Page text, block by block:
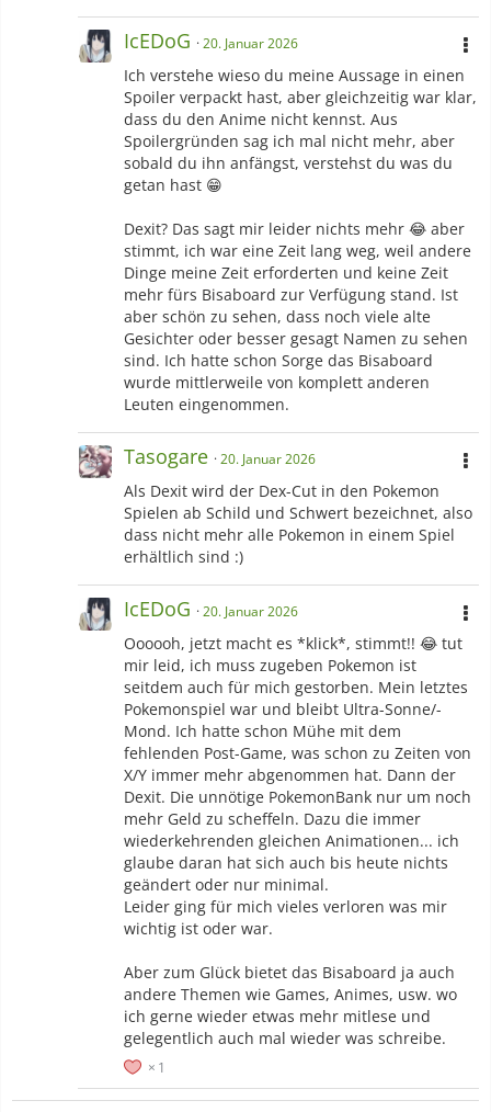
Final Fantasy XIII| Final Fantasy XIII-2 | Lightning Returns Final
Guild Wars 2| Teamfight Tactics |Osu!|
Paladins Champions of the Realm| Elsword | Final Fantasy IX
| Crash Twinsanity | Drawn to Life | Aquaria | Pokémon
Tekken DX | Final Fantasy XII | Pokémon Mystery Dungeon
Retterteam Blau | School Days HQ |Final Fantasy XVI|
Pokémon Mystery Dungeon Erkundungsteam Himmel | Plants
vs. Zombies | Pokémon Mystery Dungeon Portale in die
Unendlichkeit |Animal Crossing Wild World |Pokémon X
Pokémon Ranger Finsternis über Almia | Spyro the Dragon |
Kirby Super Star Ultra
-Anime/Manga(generell nur dann eher Anime, wenns gar keinen Manga hat)
Junjou Romantica| Sekaiichi Hatsukoi |
| Another |
Bakemonogatari
| Darker than Black | Fate Stay/Night + Zero |
Tokyo Ghoul|Btooom!|Aggretsuko| Angel Beats! |
School Days | Shugo Chara |Night of the Living
| Death Note | Bakemonogatari| Love Stage!! | Coffee
Moon | Eine Geschiche von sieben Leben |Sanda
-Serien/Filme/Cartoons
|Supernatural| Final Destination 1-6 |
Drachenzähmen leicht gemacht 1-3 |Helluva Boss| American
Horror Story (Hotel) |Hazbin Hotel| SAW Reihe (Besonders 2
und 4) | Death Note Life Action Filme | Avatar + Legend of
Korra | König der Löwen 1 - 3 | Frozen 2
-Bands und Interpret*innen
My Chemical Romance& Gerard Way | Thousand
Parade | Confetti |Three Days Grace |Ghost and pals |KIRA
One Direction | Daniel Ingram | The Cab | Kanaria | Marianas
Breaking Benjamin| The Vamps | Neffex | Seether |
Hollywood Undead | Giga | DECO*27 | Shinedown | Melanie
Martinez | aoya | niki
| Maroon 5 | Falling in Reverse | Citizen Soldier | Red | All
IcEDoG 20. Januar 2026
Ich verstehe wieso du meine Aussage in einen
Spoiler verpackt hast, aber gleichzeitig war klar,
dass du den Anime nicht kennst. Aus
Spoilergründen sag ich mal nicht mehr, aber
sobald du ihn anfängst, verstehst du was du
getan hast 😁
Dexit? Das sagt mir leider nichts mehr 😂 aber
stimmt, ich war eine Zeit lang weg, weil andere
Dinge meine Zeit erforderten und keine Zeit
mehr fürs Bisaboard zur Verfügung stand. Ist
aber schön zu sehen, dass noch viele alte
Gesichter oder besser gesagt Namen zu sehen
sind. Ich hatte schon Sorge das Bisaboard
wurde mittlerweile von komplett anderen
Leuten eingenommen.
Tasogare 20. Januar 2026
Als Dexit wird der Dex-Cut in den Pokemon
Spielen ab Schild und Schwert bezeichnet, also
dass nicht mehr alle Pokemon in einem Spiel
erhältlich sind :)
IcEDoG 20. Januar 2026
Oooooh, jetzt macht es *klick*, stimmt!! 😂 tut
mir leid, ich muss zugeben Pokemon ist
seitdem auch für mich gestorben. Mein letztes
Pokemonspiel war und bleibt Ultra-Sonne/-
Mond. Ich hatte schon Mühe mit dem
fehlenden Post-Game, was schon zu Zeiten von
X/Y immer mehr abgenommen hat. Dann der
Dexit. Die unnötige PokemonBank nur um noch
mehr Geld zu scheffeln. Dazu die immer
wiederkehrenden gleichen Animationen... ich
glaube daran hat sich auch bis heute nichts
geändert oder nur minimal.
Leider ging für mich vieles verloren was mir
wichtig ist oder war.
Aber zum Glück bietet das Bisaboard ja auch
andere Themen wie Games, Animes, usw. wo
ich gerne wieder etwas mehr mitlese und
gelegentlich auch mal wieder was schreibe.
1